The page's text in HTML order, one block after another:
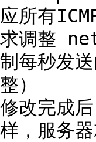
应所有
求调整
制每秒发
整）
修改完成
样，服务